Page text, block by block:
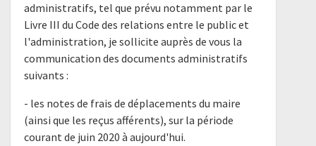
administratifs, tel que prévu notamment par le
Livre III du Code des relations entre le public et
l'administration, je sollicite auprès de vous la
communication des documents administratifs
suivants :
- les notes de frais de déplacements du maire
(ainsi que les reçus afférents), sur la période
courant de juin 2020 à aujourd'hui.